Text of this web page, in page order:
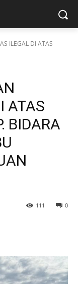
ILEGAL DI ATAS
ATAS
BIDARA
0
111